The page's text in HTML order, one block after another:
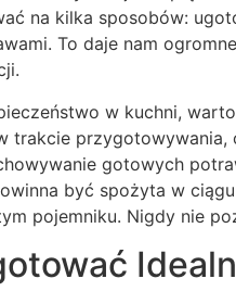
na kilka sposobów:
To daje nam
w kuchni,
trakcie
gotowych
być spożyta w
pojemniku. Nigdy nie